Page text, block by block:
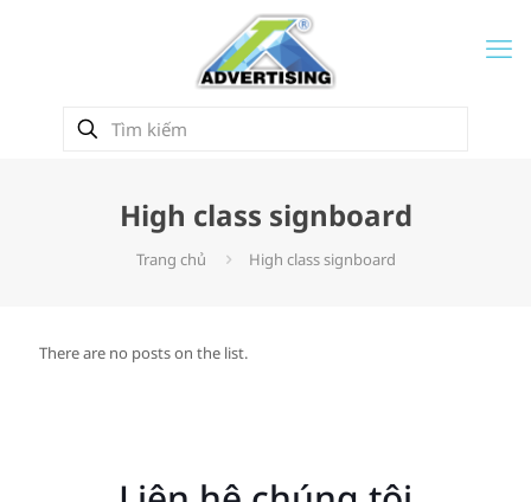
High class signboard
Trang chủ High class signboard
There are no posts on the list.